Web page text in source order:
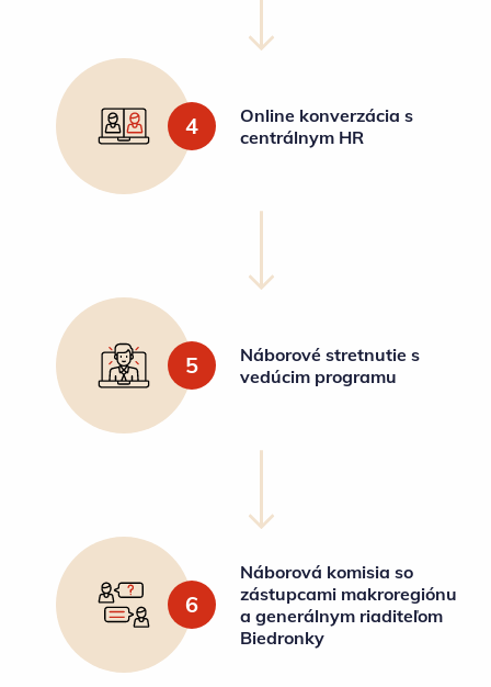
4
Online konverzácia s
centrálnym HR
5
Náborové stretnutie s
vedúcim programu
6
Náborová komisia so
zástupcami makroregiónu
a generálnym riaditeľom
Biedronky